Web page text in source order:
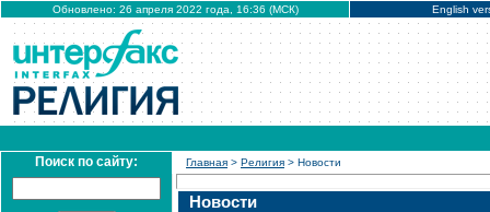
Обновлено: 26 апреля 2022 года, 16:36 (МСК) English
Поиск по сайту: Главная > Религия > Новости
Новости